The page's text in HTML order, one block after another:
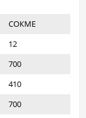
СОКМЕ
12
700
410
700